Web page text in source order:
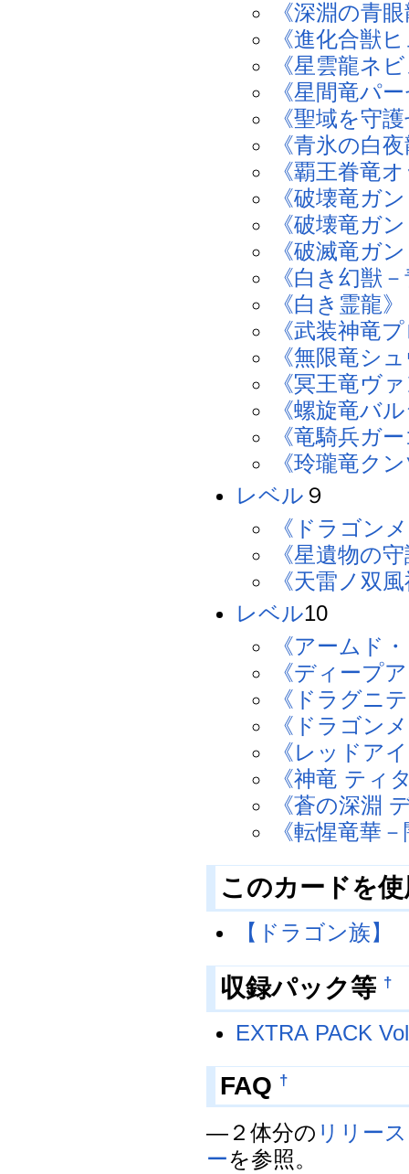
《深淵の青
《進化合獣
《星雲龍ネ
《星間竜パ
《聖域を守
《青氷の白
《覇王眷竜
《破壊竜ガ
《破壊竜ガ
《破滅竜ガ
《白き幻獣
《白き霊龍》
《武装神竜
《無限竜シ
《冥王竜ヴ
《螺旋竜バ
《竜騎兵ガ
《玲瓏竜ク
レベル ９
《ドラゴン
《星遺物の
《天雷ノ双
レベル10
《アームド
《ディープ
《ドラグニ
《ドラゴン
《レッドア
《神竜 ティ
《蒼の深淵
《転惺竜華
このカードを
【ドラゴン族】
収録パック等 †
EXTRA PACK
FAQ †
―２体分の リリース
ーを参照。